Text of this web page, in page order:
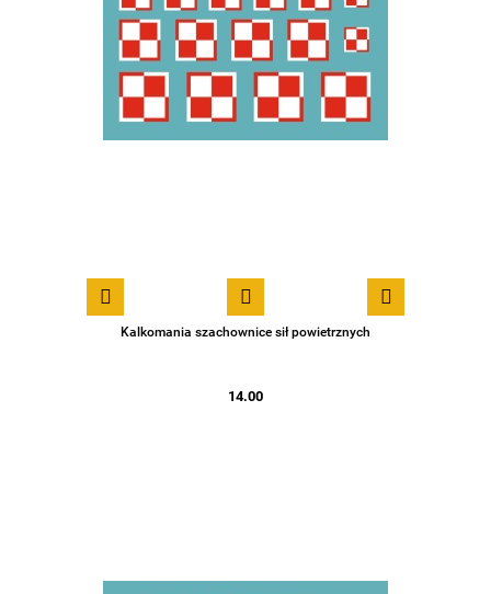
Kalkomania szachownice sił powietrznych
14.00